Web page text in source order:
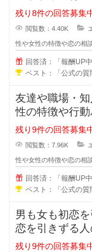
すが、積極的に
残り8件の回答募集
閲覧数：4.40K
性や女性の特徴や恋の相
回答済：「報酬UP
ベスト：「公式の質
友達や職場・
性の特徴や行動
兄がいる事によ
残り9件の回答募集
閲覧数：7.96K
性や女性の特徴や恋の相
回答済：「報酬UP
ベスト：「公式の質
男も女も初恋
恋を引きずる
ら離れる事が出
残り9件の回答募集